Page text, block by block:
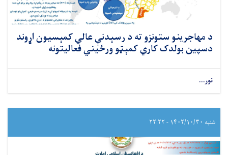
د مهاجرینو ستونزو ته د رسېدنې عالي کمېسیون اړوند
دسپین بولدک کاري کمېټو ورځیني فعالیتونه
نور...
شنبه ۱۴۰۲/۱۰/۳۰ - ۲۲:۲۲